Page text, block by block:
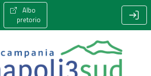
Albo
pretorio